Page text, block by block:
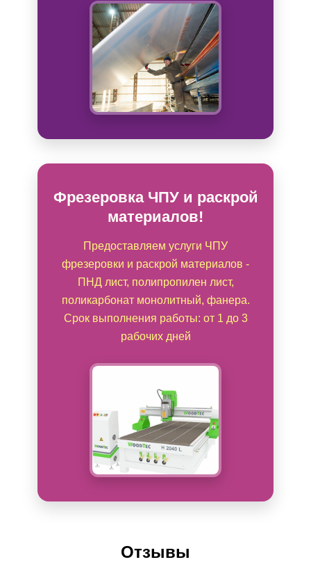
Фрезеровка ЧПУ и раскрой
материалов!
Предоставляем услуги ЧПУ
фрезеровки и раскрой материалов -
ПНД лист, полипропилен лист,
поликарбонат монолитный, фанера.
Срок выполнения работы: от 1 до 3
рабочих дней
Отзывы